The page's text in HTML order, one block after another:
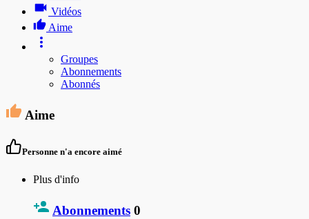
Vidéos
Aime
Groupes
Abonnements
Abonnés
Aime
Personne n'a encore aimé
Plus d'info
Abonnements 0